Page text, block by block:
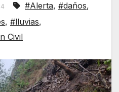
#Alerta, #daños,
, #lluvias,
Civil